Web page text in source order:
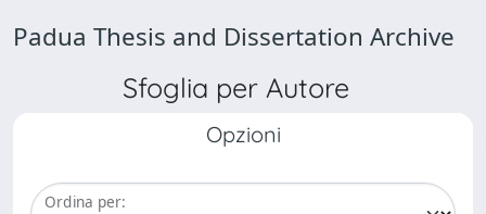
Padua Thesis and Dissertation Archive
Sfoglia per Autore
Opzioni
Ordina per: